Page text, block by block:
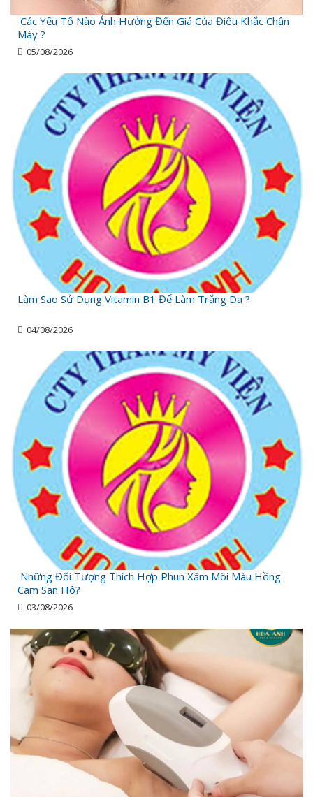
Các Yếu Tố Nào Ảnh Hưởng Đến Giá Của Điêu Khắc Chân
Mày ?
05/08/2026
Làm Sao Sử Dụng Vitamin B1 Để Làm Trắng Da ?
04/08/2026
Những Đối Tượng Thích Hợp Phun Xăm Môi Màu Hồng
Cam San Hô?
03/08/2026